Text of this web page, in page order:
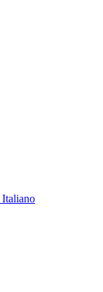
Italiano